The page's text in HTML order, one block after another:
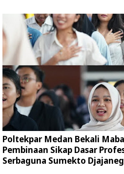
Poltekpar Medan Bekali
Pembinaan Sikap Dasar
Serbaguna Sumekto